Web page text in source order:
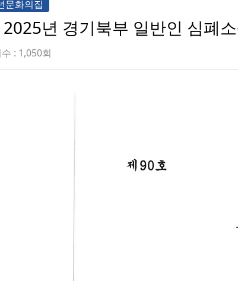
문화의집
년 경기북부 일반인 심폐
: 1,050회